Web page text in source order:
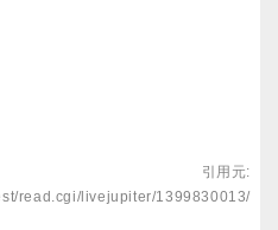
引用元:
read.cgi/livejupiter/1399830013/